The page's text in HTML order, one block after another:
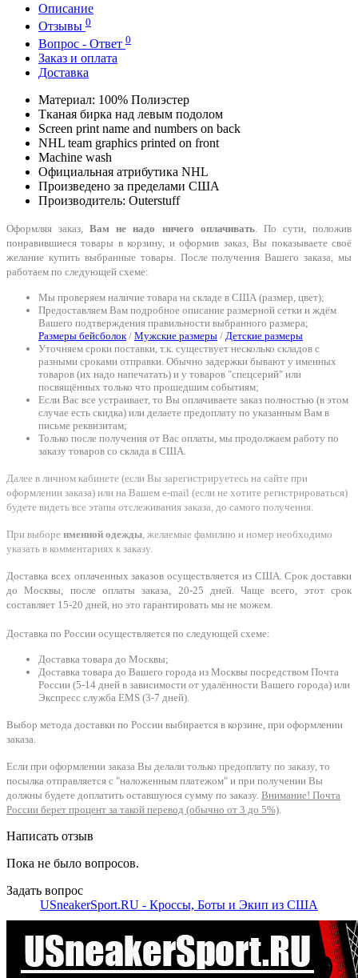
Описание
Отзывы 0
Вопрос - Ответ 0
Заказ и оплата
Доставка
Материал: 100% Полиэстер
Тканая бирка над левым подолом
Screen print name and numbers on back
NHL team graphics printed on front
Machine wash
Официальная атрибутика NHL
Произведено за пределами США
Производитель: Outerstuff
Оформляя заказ,Вам не надо ничего оплачивать. По сути, положив
понравившиеся товары в корзину, и оформив заказ, Вы показываете своё
желание купить выбранные товары. После получения Вашего заказа, мы
работаем по следующей схеме:
Мы проверяем наличие товара на складе в США (размер, цвет);
Предоставляем Вам подробное описание размерной сетки и ждём
Вашего подтверждения правильности выбранного размера;
Размеры бейсболок/ Мужские размеры / Детские размеры
Уточняем сроки поставки, т.к. существует несколько складов с
разными сроками отправки. Обычно задержки бывают у именных
товаров (их надо напечатать) и у товаров "спецсерий" или
посвящённых только что прошедшим событиям;
Если Вас все устраивает, то Вы оплачиваете заказ полностью (в этом
случае есть скидка) или делаете предоплату по указанным Вам в
письме реквизитам;
Только после получения от Вас оплаты, мы продолжаем работу по
заказу товаров со склада в США.
Далее в личном кабинете (если Вы зарегистрируетесь на сайте при
оформлении заказа) или на Вашем e-mail (если не хотите регистрироваться)
будете видеть все этапы отслеживания заказа, до самого получения.
При выборе именной одежды, желаемые фамилию и номер необходимо
указать в комментариях к заказу.
Доставка всех оплаченных заказов осуществляется из США. Срок доставки
до Москвы, после оплаты заказа, 20-25 дней. Чаще всего, этот срок
составляет 15-20 дней, но это гарантировать мы не можем.
Доставка по России осуществляется по следующей схеме:
Доставка товара до Москвы;
Доставка товара до Вашего города из Москвы посредством Почта
России (5-14 дней в зависимости от удалённости Вашего города) или
Экспресс служба EMS (3-7 дней).
Выбор метода доставки по России выбирается в корзине, при оформлении
заказа.
Если при оформлении заказа Вы делали только предоплату по заказу, то
посылка отправляется с "наложенным платежом" и при получении Вы
должны будете доплатить оставшуюся сумму по заказу. Внимание! Почта
России берет процент за такой перевод (обычно от 3 до 5%).
Написать отзыв
Пока не было вопросов.
Задать вопрос
USneakerSport.RU - Кроссы, Боты и Экип из США